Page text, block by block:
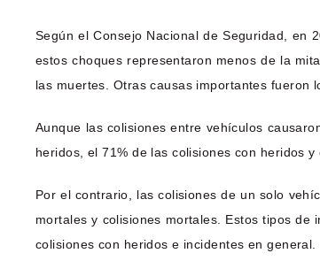
Según el Consejo Nacional de Seguridad, en
estos choques representaron menos de la
las muertes. Otras causas importantes fueron
Aunque las colisiones entre vehículos
heridos, el 71% de las colisiones con heridos
Por el contrario, las colisiones de un solo
mortales y colisiones mortales. Estos tipos de
colisiones con heridos e incidentes en general.